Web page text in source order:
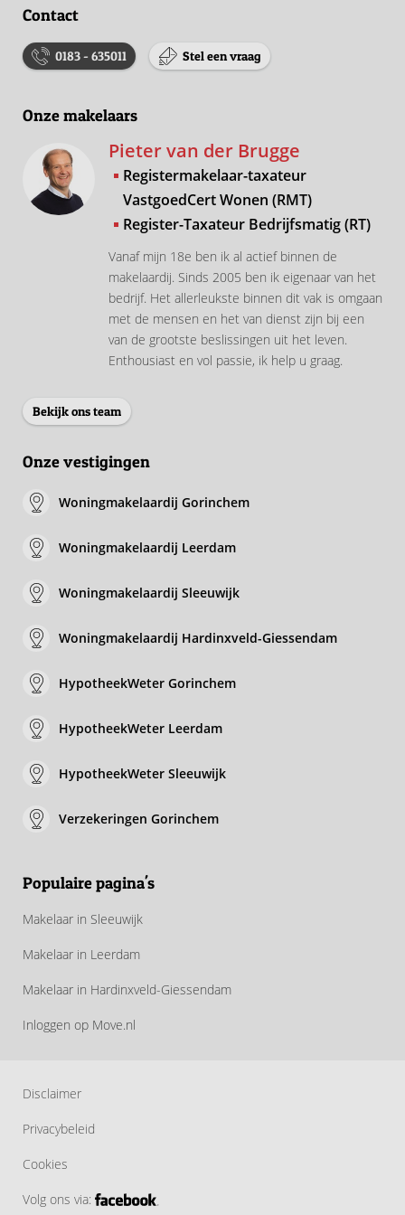
Contact
0183 - 635011 Stel een vraag
Onze makelaars
Pieter van der Brugge
Registermakelaar-taxateur
VastgoedCert Wonen (RMT)
Register-Taxateur Bedrijfsmatig (RT)
Vanaf mijn 18e ben ik al actief binnen de
makelaardij. Sinds 2005 ben ik eigenaar van het
bedrijf. Het allerleukste binnen dit vak is omgaan
met de mensen en het van dienst zijn bij een
van de grootste beslissingen uit het leven.
Enthousiast en vol passie, ik help u graag.
Bekijk ons team
Onze vestigingen
Woningmakelaardij Gorinchem
Woningmakelaardij Leerdam
Woningmakelaardij Sleeuwijk
Woningmakelaardij Hardinxveld-Giessendam
HypotheekWeter Gorinchem
HypotheekWeter Leerdam
HypotheekWeter Sleeuwijk
Verzekeringen Gorinchem
Populaire pagina's
Makelaar in Sleeuwijk
Makelaar in Leerdam
Makelaar in Hardinxveld-Giessendam
Inloggen op Move.nl
Disclaimer
Privacybeleid
Cookies
Volg ons via: